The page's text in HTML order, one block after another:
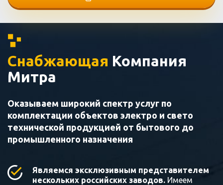
Снабжающая Компания
Митра
Оказываем широкий спектр услуг по
комплектации объектов электро и свето
технической продукцией от бытового до
промышленного назначения
Являемся эксклюзивным представителем
нескольких российских заводов. Имеем